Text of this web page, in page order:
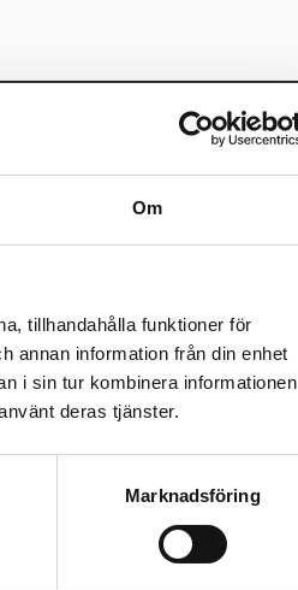
Om
tillhandahålla funktioner för
annan information från din enhet
i sin tur kombinera informationen
deras tjänster.
Marknadsföring